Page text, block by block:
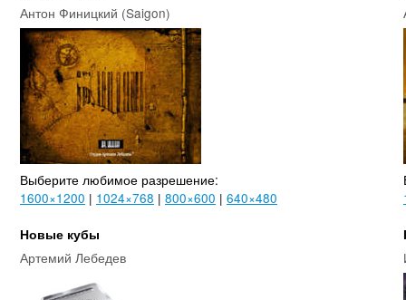
Антон Финицкий (Saigon)
Выберите любимое разрешение:
1600×1200 | 1024×768 | 800×600 | 640×480
Новые кубы
Артемий Лебедев